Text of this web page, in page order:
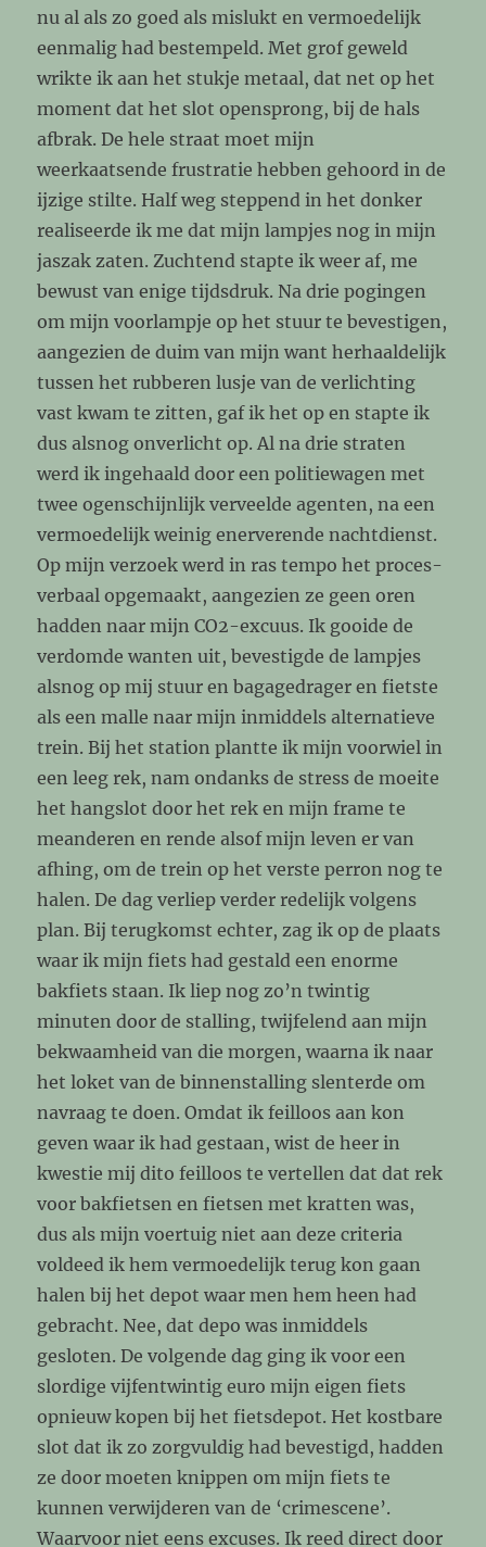
nu al als zo goed als mislukt en vermoedelijk
eenmalig had bestempeld. Met grof geweld
wrikte ik aan het stukje metaal, dat net op het
moment dat het slot opensprong, bij de hals
afbrak. De hele straat moet mijn
weerkaatsende frustratie hebben gehoord in de
ijzige stilte. Half weg steppend in het donker
realiseerde ik me dat mijn lampjes nog in mijn
jaszak zaten. Zuchtend stapte ik weer af, me
bewust van enige tijdsdruk. Na drie pogingen
om mijn voorlampje op het stuur te bevestigen,
aangezien de duim van mijn want herhaaldelijk
tussen het rubberen lusje van de verlichting
vast kwam te zitten, gaf ik het op en stapte ik
dus alsnog onverlicht op. Al na drie straten
werd ik ingehaald door een politiewagen met
twee ogenschijnlijk verveelde agenten, na een
vermoedelijk weinig enerverende nachtdienst.
Op mijn verzoek werd in ras tempo het proces-
verbaal opgemaakt, aangezien ze geen oren
hadden naar mijn CO2-excuus. Ik gooide de
verdomde wanten uit, bevestigde de lampjes
alsnog op mij stuur en bagagedrager en fietste
als een malle naar mijn inmiddels alternatieve
trein. Bij het station plantte ik mijn voorwiel in
een leeg rek, nam ondanks de stress de moeite
het hangslot door het rek en mijn frame te
meanderen en rende alsof mijn leven er van
afhing, om de trein op het verste perron nog te
halen. De dag verliep verder redelijk volgens
plan. Bij terugkomst echter, zag ik op de plaats
waar ik mijn fiets had gestald een enorme
bakfiets staan. Ik liep nog zo’n twintig
minuten door de stalling, twijfelend aan mijn
bekwaamheid van die morgen, waarna ik naar
het loket van de binnenstalling slenterde om
navraag te doen. Omdat ik feilloos aan kon
geven waar ik had gestaan, wist de heer in
kwestie mij dito feilloos te vertellen dat dat rek
voor bakfietsen en fietsen met kratten was,
dus als mijn voertuig niet aan deze criteria
voldeed ik hem vermoedelijk terug kon gaan
halen bij het depot waar men hem heen had
gebracht. Nee, dat depo was inmiddels
gesloten. De volgende dag ging ik voor een
slordige vijfentwintig euro mijn eigen fiets
opnieuw kopen bij het fietsdepot. Het kostbare
slot dat ik zo zorgvuldig had bevestigd, hadden
ze door moeten knippen om mijn fiets te
kunnen verwijderen van de ‘crimescene’.
Waarvoor niet eens excuses. Ik reed direct door